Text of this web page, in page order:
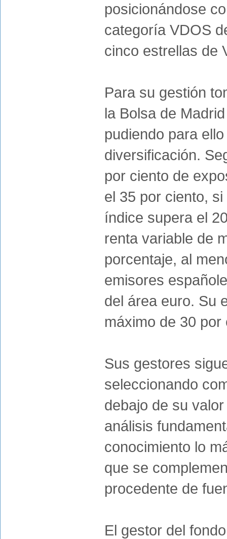
posicionándose
categoría VDOS
cinco estrellas de
Para su gestión
la Bolsa de
pudiendo para
diversificación.
por ciento de
el 35 por ciento,
índice supera el
renta variable de
porcentaje, al
emisores
del área euro. Su
máximo de 30 por
Sus gestores
seleccionando
debajo de su
análisis
conocimiento lo
que se
procedente de
El gestor del